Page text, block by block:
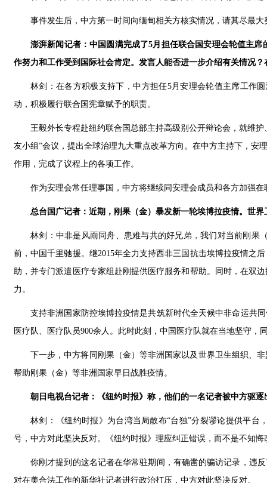
事件发生后，中方第一时间向缅甸相关方核实情况，请其尽最
澎湃新闻记者：中国圆满完成了5月担任联合国安理会轮值主
作努力和工作受到国际社会肯定。发言人能否进一步介绍有关情况
林剑：在各方积极支持下，中方担任5月安理会轮值主席工作
动，积极履行联合国宪章赋予的职责。
王毅外长专程赴纽约联合国总部主持高级别公开辩论会，就维
友小组”会议，提出全球治理九大重点改革方向。在中方主持下，
作用，完成了议程上的各项工作。
作为安理会常任理事国，中方将继续同安理会成员和各方加强
总台国广记者：近期，刚果（金）暴发新一轮埃博拉疫情。世
林剑：中非是风雨同舟、患难与共的好兄弟，我们对当前刚果
前，中国千里驰援。继2015年全力支持西非三国抗击埃博拉疫情之
助，并专门派遣医疗专家组赴刚提供医疗服务和帮助。同时，在双
力。
支持非洲国家防控埃博拉疫情是共筑新时代全天候中非命运共
医疗队、医疗队员900余人。此时此刻，中国医疗队就在当地坚守，
下一步，中方将同刚果（金）等非洲国家以及世界卫生组织、
帮助刚果（金）等非洲国家早日战胜疫情。
朝日电视台记者：《纽约时报》称，他们的一名记者被中方驱
林剑：《纽约时报》为台湾当局散布“台独”分裂谬论提供平台
号，中方对此坚决反对。《纽约时报》理应纠正错误，而不是不知悔
你刚才提到的这名记者在华常驻期间，有确凿的骗访记录，违
对在美合法工作的新华社记者进行政治打压，中方对此坚决反对。